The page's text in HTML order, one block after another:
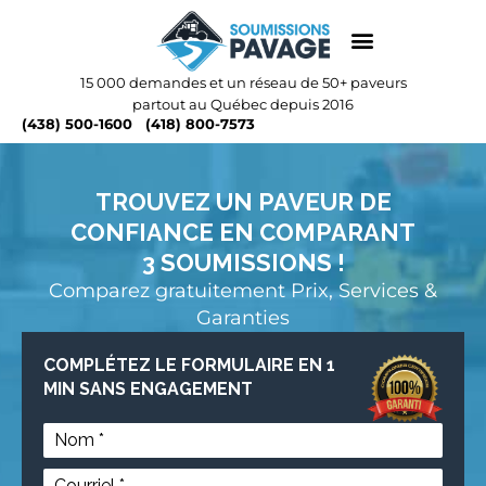
15 000 demandes et un réseau de 50+ paveurs
partout au Québec depuis 2016
(438) 500-1600
(418) 800-7573
TROUVEZ UN PAVEUR DE
CONFIANCE EN COMPARANT
3 SOUMISSIONS !
Comparez gratuitement Prix, Services &
Garanties
COMPLÉTEZ LE FORMULAIRE EN 1
MIN SANS ENGAGEMENT